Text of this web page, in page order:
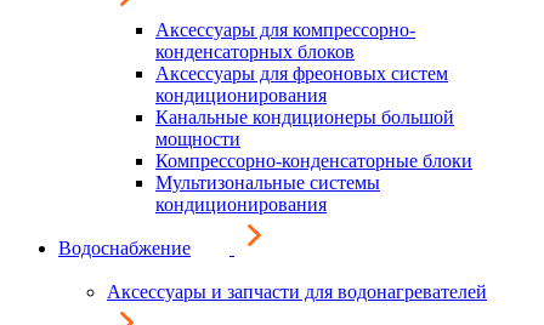
Аксессуары для компрессорно-
конденсаторных блоков
Аксессуары для фреоновых систем
кондиционирования
Канальные кондиционеры большой
мощности
Компрессорно-конденсаторные блоки
Мультизональные системы
кондиционирования
Водоснабжение
Аксессуары и запчасти для водонагревателей